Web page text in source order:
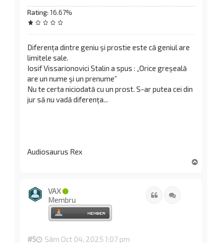
Rating: 16.67%
Diferența dintre geniu și prostie este că geniul are
limitele sale.
Iosif Vissarionovici Stalin a spus : „Orice greșeală
are un nume și un prenume”
Nu te certa niciodată cu un prost. S-ar putea cei din
jur să nu vadă diferența...
Audiosaurus Rex
VAX
Membru
Citat
#5 Sâm Oct 04, 2025 1:07 pm